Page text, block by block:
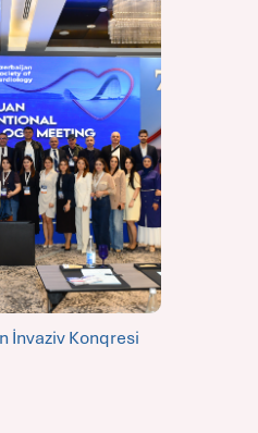
İnvaziv Konqresi